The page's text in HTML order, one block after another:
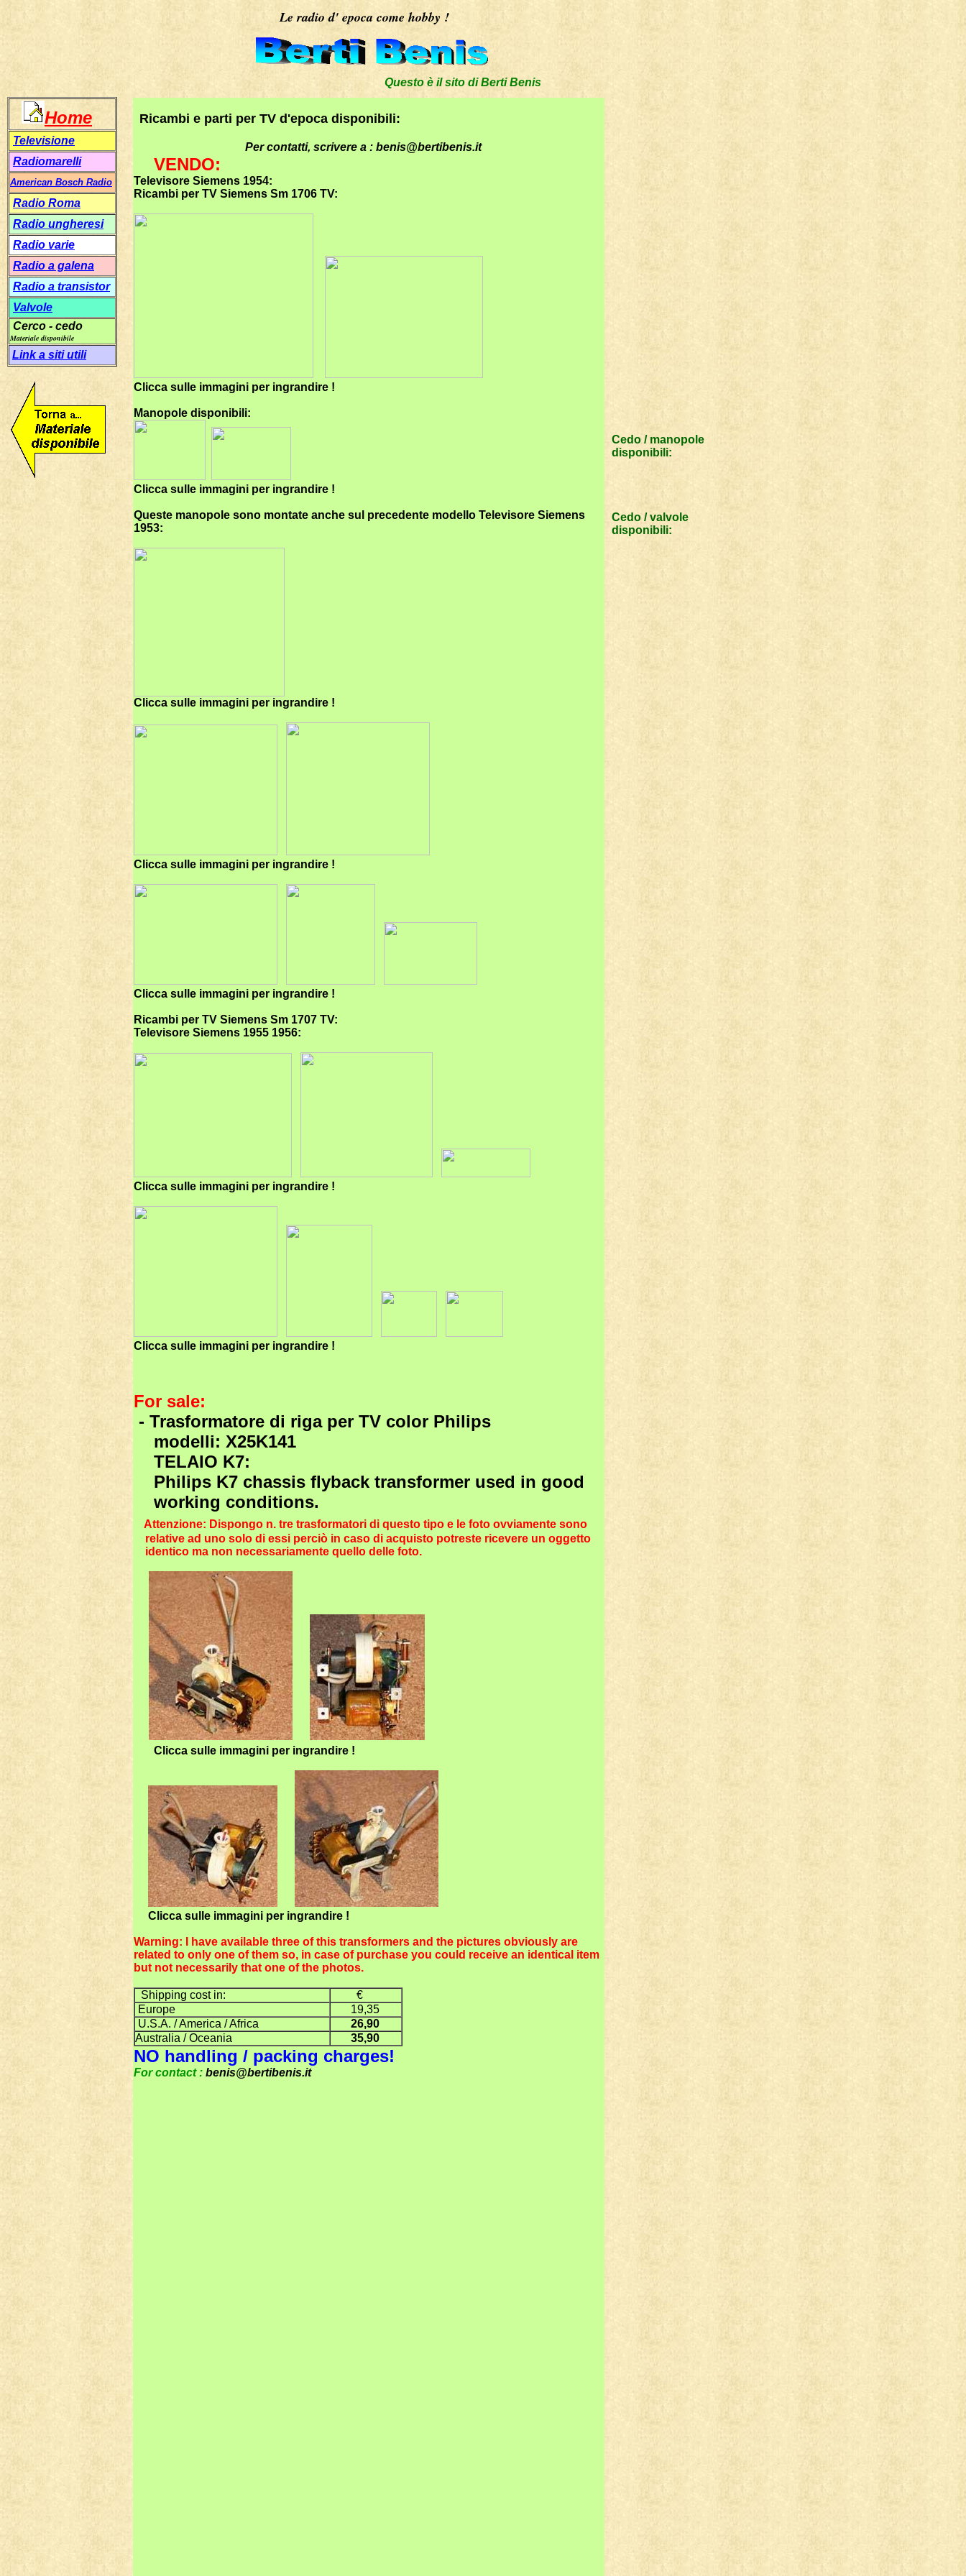
Le radio d' epoca come hobby !
Questo è il sito di Berti Benis siete su www.bertibenis.it
Home
Televisione
Radiomarelli
American Bosch Radio
Radio Roma
Radio ungheresi
Radio varie
Radio a galena
Radio a transistor
Valvole
Cerco - cedo
Materiale disponibile
Link a siti utili
Ricambi e parti per TV d'epoca disponibili:
Per contatti, scrivere a : benis@bertibenis.it
VENDO:
Televisore Siemens 1954:
Ricambi per TV Siemens Sm 1706 TV:
Clicca sulle immagini per ingrandire !
Manopole disponibili:
Clicca sulle immagini per ingrandire !
Queste manopole sono montate anche sul precedente modello Televisore Siemens
1953:
Clicca sulle immagini per ingrandire !
Clicca sulle immagini per ingrandire !
Clicca sulle immagini per ingrandire !
Ricambi per TV Siemens Sm 1707 TV:
Televisore Siemens 1955 1956:
Clicca sulle immagini per ingrandire !
Clicca sulle immagini per ingrandire !
For sale:
- Trasformatore di riga per TV color Philips
modelli: X25K141
TELAIO K7:
Philips K7 chassis flyback transformer used in good
working conditions.
Attenzione: Dispongo n. tre trasformatori di questo tipo e le foto ovviamente sono
relative ad uno solo di essi perciò in caso di acquisto potreste ricevere un oggetto
identico ma non necessariamente quello delle foto.
Clicca sulle immagini per ingrandire !
Clicca sulle immagini per ingrandire !
Warning: I have available three of this transformers and the pictures obviously are
related to only one of them so, in case of purchase you could receive an identical item
but not necessarily that one of the photos.
Shipping cost in:
€
Europe
19,35
U.S.A. / America / Africa
26,90
Australia / Oceania
35,90
NO handling / packing charges!
For contact : benis@bertibenis.it
Cedo / manopole
disponibili:
Cedo / valvole
disponibili: